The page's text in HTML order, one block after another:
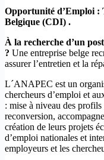
Opportunité d’Emploi :
Belgique (CDI) .
À la recherche d’un
? Une entreprise belge
assurer l’entretien et la
L´ANAPEC est un
chercheurs d’emploi et
: mise à niveau des
reconversion,
création de leurs projets
d’emploi nationales et
employeurs et les